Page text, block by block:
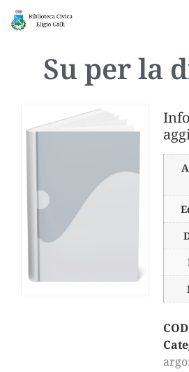
Su per la
COD